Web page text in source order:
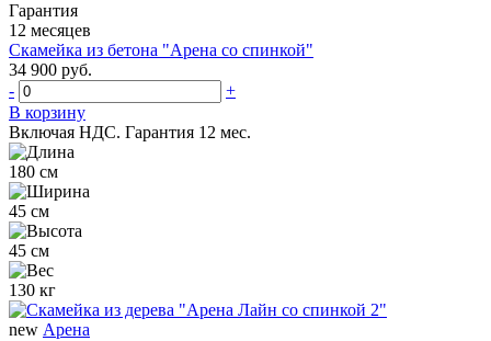
Гарантия
12 месяцев
Скамейка из бетона "Арена со спинкой"
34 900 руб.
-
+
В корзину
Включая НДС. Гарантия 12 мес.
180 см
45 см
45 см
130 кг
new Арена